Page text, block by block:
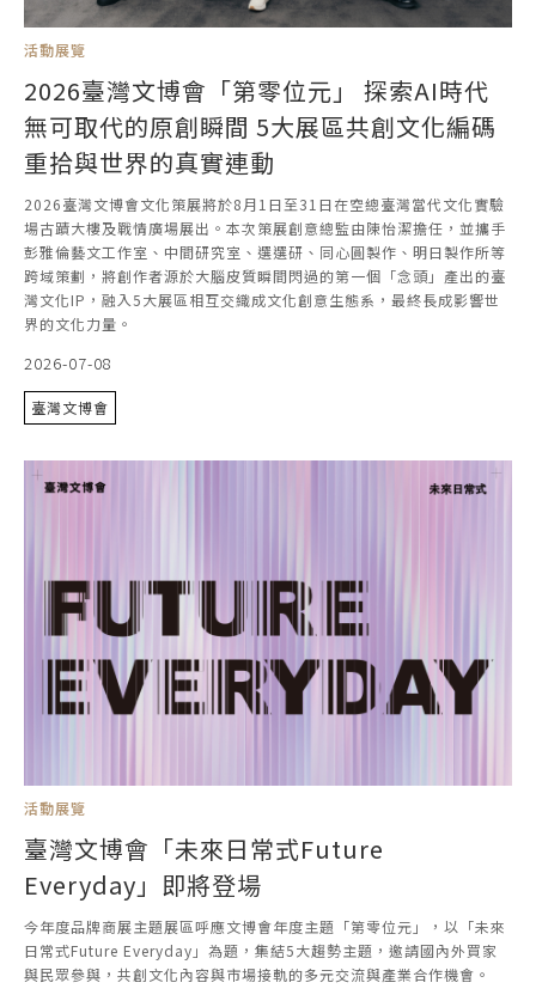
活動展覽
2026臺灣文博會「第零位元」 探索AI時代
無可取代的原創瞬間 5大展區共創文化編碼
重拾與世界的真實連動
2026臺灣文博會文化策展將於8月1日至31日在空總臺灣當代文化實驗
場古蹟大樓及戰情廣場展出。本次策展創意總監由陳怡潔擔任，並攜手
彭雅倫藝文工作室、中間研究室、選選研、同心圓製作、明日製作所等
跨域策劃，將創作者源於大腦皮質瞬間閃過的第一個「念頭」產出的臺
灣文化IP，融入5大展區相互交織成文化創意生態系，最終長成影響世
界的文化力量。
2026-07-08
臺灣文博會
活動展覽
臺灣文博會「未來日常式Future
Everyday」即將登場
今年度品牌商展主題展區呼應文博會年度主題「第零位元」，以「未來
日常式Future Everyday」為題，集結5大趨勢主題，邀請國內外買家
與民眾參與，共創文化內容與市場接軌的多元交流與產業合作機會。